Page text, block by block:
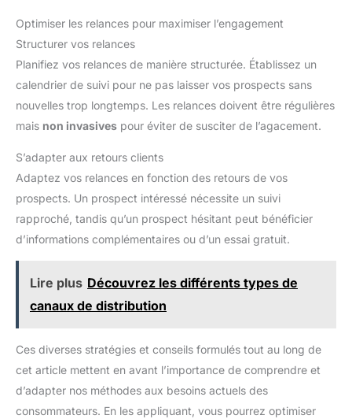
Optimiser les relances pour maximiser l’engagement
Structurer vos relances
Planifiez vos relances de manière structurée. Établissez un
calendrier de suivi pour ne pas laisser vos prospects sans
nouvelles trop longtemps. Les relances doivent être régulières
mais non invasives pour éviter de susciter de l’agacement.
S’adapter aux retours clients
Adaptez vos relances en fonction des retours de vos
prospects. Un prospect intéressé nécessite un suivi
rapproché, tandis qu’un prospect hésitant peut bénéficier
d’informations complémentaires ou d’un essai gratuit.
Lire plus Découvrez les différents types de
canaux de distribution
Ces diverses stratégies et conseils formulés tout au long de
cet article mettent en avant l’importance de comprendre et
d’adapter nos méthodes aux besoins actuels des
consommateurs. En les appliquant, vous pourrez optimiser